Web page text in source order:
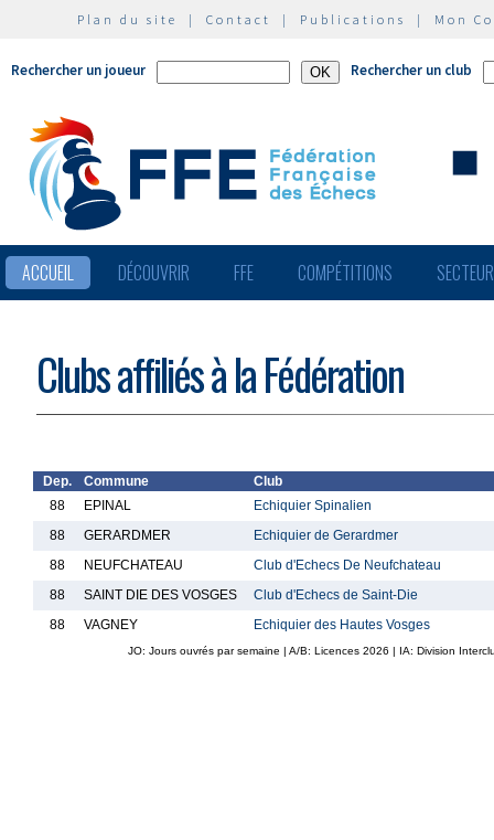
Plan du site | Contact | Publications | Mon
Rechercher un joueur Rechercher un club
ACCUEIL DÉCOUVRIR FFE COMPÉTITIONS
Clubs affiliés à la Fédération
Dep. Commune
Club
88
EPINAL
Echiquier Spinalien
88
GERARDMER
Echiquier de Gerardmer
88
NEUFCHATEAU
Club d'Echecs De Neufchateau
88
SAINT DIE DES VOSGES
Club d'Echecs de Saint-Die
88
VAGNEY Echiquier des Hautes Vosges
JO: Jours ouvrés par semaine | A/B: Licences 2026 | IA: Division